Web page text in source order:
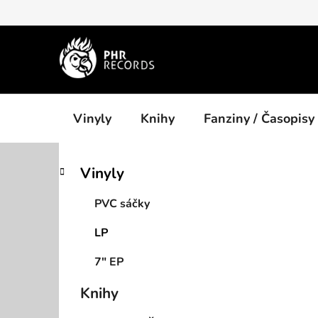
na
Vinyly Knihy Fanziny / Časopisy
PPřeskočit
kategorie
K
a
Vinyly
PVC sáčky
LP
7" EP
Knihy